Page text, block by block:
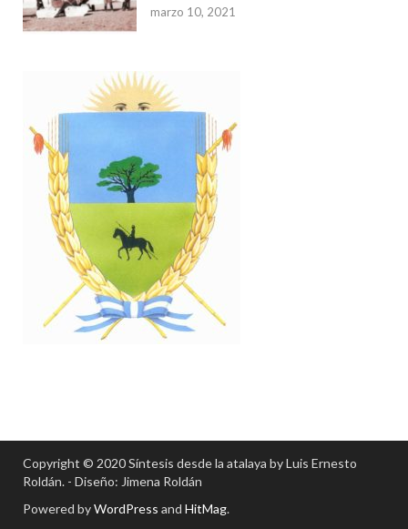
marzo 10, 2021
Copyright © 2020 Síntesis desde la atalaya by Luis Ernesto
Roldán. - Diseño: Jimena Roldán
Powered byWordPress and HitMag.